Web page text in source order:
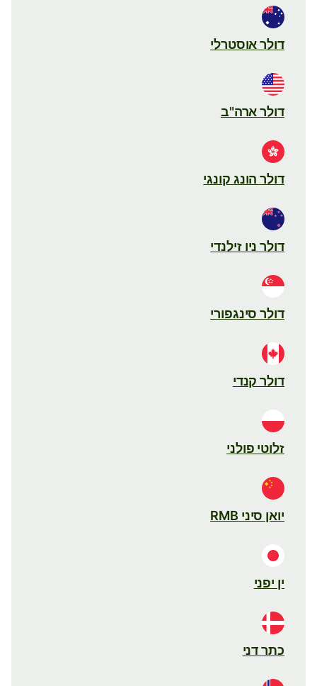
דולר אוסטרלי
דולר ארה"ב
דולר הונג קונגי
דולר ניו זילנדי
דולר סינגפורי
דולר קנדי
זלוטי פולני
יואן סיני RMB
ין יפני
כתר דני